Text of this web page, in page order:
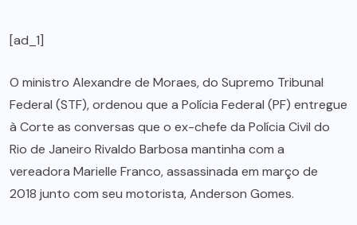
[ad_1]
O ministro Alexandre de Moraes, do Supremo Tribunal
Federal (STF), ordenou que a Polícia Federal (PF) entregue
à Corte as conversas que o ex-chefe da Polícia Civil do
Rio de Janeiro Rivaldo Barbosa mantinha com a
vereadora Marielle Franco, assassinada em março de
2018 junto com seu motorista, Anderson Gomes.